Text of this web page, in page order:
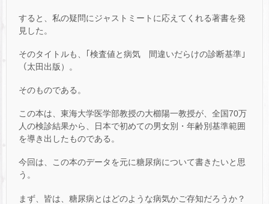
すると、私の疑問にジャストミートに応えてくれる著書を発
見した。
そのタイトルも、｢検査値と病気 間違いだらけの診断基準｣
（太田出版）。
そのものである。
この本は、東海大学医学部教授の大櫛陽一教授が、全国70万
人の検診結果から、日本で初めての男女別・年齢別基準範囲
を導き出したものである。
今回は、この本のデータを元に糖尿病について書きたいと思
う。
まず、皆は、糖尿病とはどのような病気かご存知だろうか？